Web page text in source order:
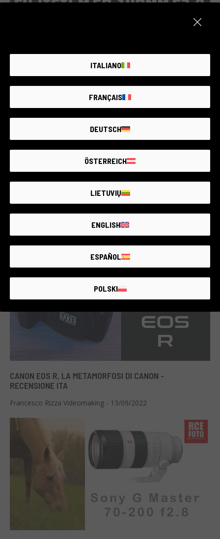
Francesco Rizza Videomaking - 13/09/2022
FUJIFILM X-T4, LA MIGLIORE APS - C DI SEMPRE ? -
RECENSIONE ITA & REEL
Francesco Rizza Videomaking - 13/09/2022
CANON EOS R, LA METAMORFOSI DI CANON -
RECENSIONE ITA
Francesco Rizza Videomaking - 13/09/2022
ITALIANO
FRANÇAIS
DEUTSCH
ÖSTERREICH
LIETUVIŲ
ENGLISH
ESPAÑOL
POLSKI